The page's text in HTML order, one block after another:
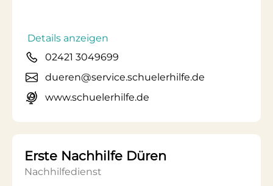
Details anzeigen
02421 3049699
dueren@service.schuelerhilfe.de
www.schuelerhilfe.de
Erste Nachhilfe Düren
Nachhilfedienst